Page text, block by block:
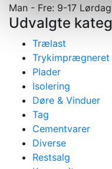
Man - Fre: 9-17
Udvalgte
Trælast
Plader
Isolering
Døre & Vinduer
Tag
Cementvarer
Diverse
Restsalg